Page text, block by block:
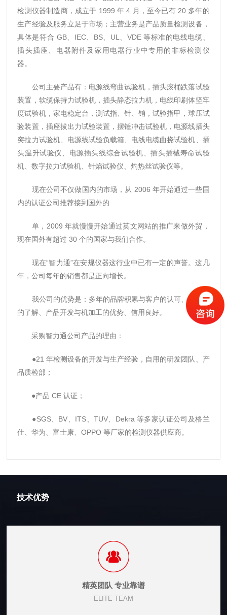
检测仪器制造商，成立于 1999 年 4 月，至今已有 20 多年的
生产经验及服务立足于市场；主营业务是产品质量检测设备，
具体是符合 GB、IEC、BS、UL、VDE 等标准的电线电缆、
插头插座、电器附件及家用电器行业中专用的非标检测仪
器。
公司主要产品有：电源线弯曲试验机，插头滚桶跌落试验
装置，软缆保持力试验机，插头静态拉力机，电线印刷体坚牢
度试验机，家电稳定台，测试指、针、销，试验指甲，球压试
验装置，插座拔出力试验装置，摆锤冲击试验机，电源线插头
突拉力试验机、电源线试验负载箱、电线电缆曲挠试验机、插
头温升试验仪、电源插头线综合试验机、插头插械寿命试验
机、数字拉力试验机、针焰试验仪、灼热丝试验仪等。
现在公司不仅做国内的市场，从 2006 年开始通过一些国
内的认证公司推荐接到国外的
单，2009 年就慢慢开始通过英文网站的推广来做外贸，
现在国外有超过 30 个的国家与我们合作。
现在“智力通”在安规仪器这行业中已有一定的声誉。这几
年，公司每年的销售都是正向增长。
我公司的优势是：多年的品牌积累与客户的认可、对标准
的了解、产品开发与机加工的优势、信用良好。
采购智力通公司产品的理由：
●21 年检测设备的开发与生产经验，自用的研发团队、产
品质检部；
●产品 CE 认证；
●SGS、BV、ITS、TUV、Dekra 等多家认证公司及格兰
仕、华为、富士康、OPPO 等厂家的检测仪器供应商。
技术优势
精英团队 专业靠谱
ELITE TEAM